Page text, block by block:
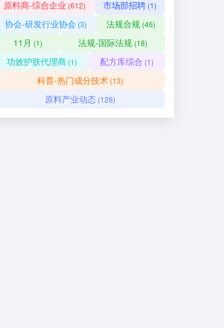
原料商-综合企业 (612) 市场部招聘(1)
协会-研发行业协会 (3) 法规合规 (46)
11月 (1) 法规-国际法规(18)
功效护肤代理商 (1) 配方库综合 (1)
科普-热门成分技术 (13)
原料产业动态 (126)